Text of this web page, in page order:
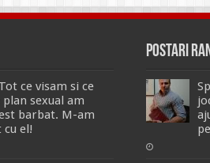
ce visam si ce
sexual am
barbat. M-am
el!
Postari